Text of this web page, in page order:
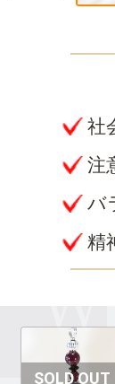
社
注
バ
精